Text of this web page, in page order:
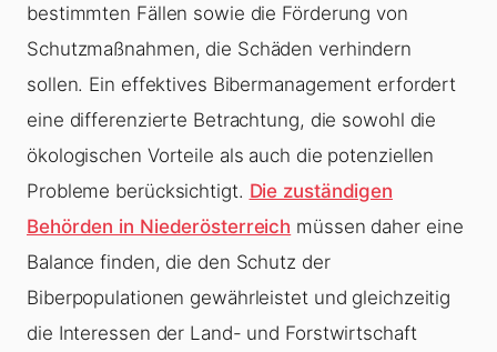
bestimmten Fällen sowie die Förderung von
Schutzmaßnahmen, die Schäden verhindern
sollen. Ein effektives Bibermanagement erfordert
eine differenzierte Betrachtung, die sowohl die
ökologischen Vorteile als auch die potenziellen
Probleme berücksichtigt. Die zuständigen
Behörden in Niederösterreich müssen daher eine
Balance finden, die den Schutz der
Biberpopulationen gewährleistet und gleichzeitig
die Interessen der Land- und Forstwirtschaft